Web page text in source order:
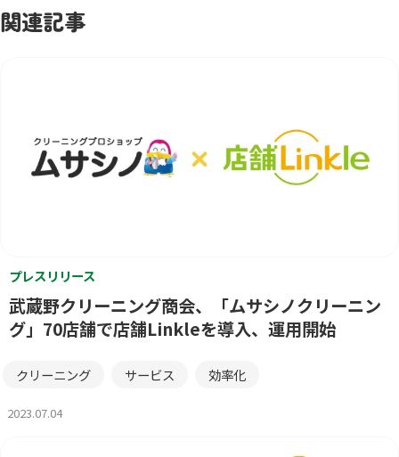
関連記事
プレスリリース
武蔵野クリーニング商会、「ムサシノクリーニン
グ」70店舗で店舗Linkleを導入、運用開始
クリーニング サービス 効率化
2023.07.04